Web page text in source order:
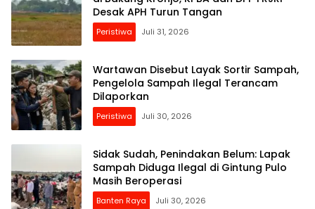
Desak APH Turun Tangan
Peristiwa Juli 31, 2026
Wartawan Disebut Layak Sortir Sampah,
Pengelola Sampah Ilegal Terancam
Dilaporkan
Peristiwa Juli 30, 2026
Sidak Sudah, Penindakan Belum: Lapak
Sampah Diduga Ilegal di Gintung Pulo
Masih Beroperasi
Banten Raya Juli 30, 2026